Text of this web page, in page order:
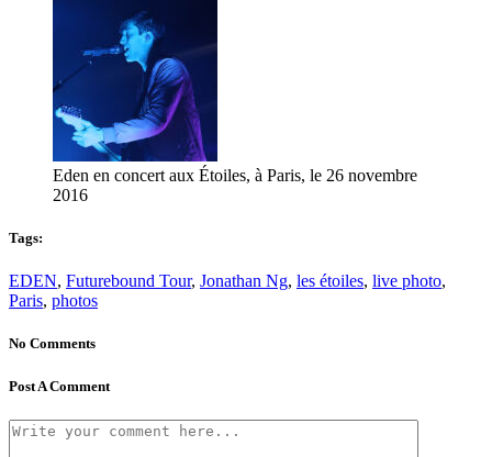
Eden en concert aux Étoiles, à Paris, le 26 novembre
2016
Tags:
EDEN, Futurebound Tour, Jonathan Ng, les étoiles, live photo,
Paris, photos
No Comments
Post A Comment